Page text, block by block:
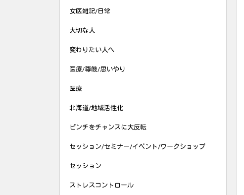
女医雑記/日常
大切な人
変わりたい人へ
医療/尊厳/思いやり
医療
北海道/地域活性化
ピンチをチャンスに大反転
セッション/セミナー/イベント/ワークショップ
セッション
ストレスコントロール